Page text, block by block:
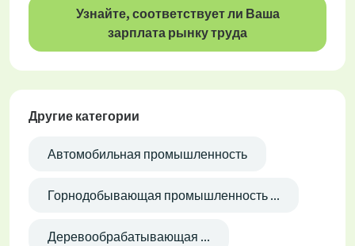
Узнайте, соответствует ли Ваша
зарплата рынку труда
Другие категории
Автомобильная промышленность
Горнодобывающая промышленность ...
Деревообрабатывающая ...